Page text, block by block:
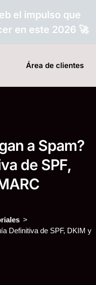
el impulso que
en este 2026 🚀
Área de clientes
a Spam?
de SPF,
Definitiva de SPF, DKIM y